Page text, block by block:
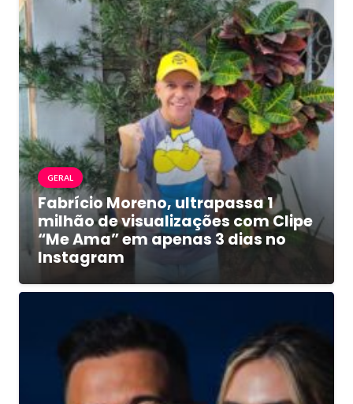
GERAL
Fabrício Moreno, ultrapassa 1
milhão de visualizações com Clipe
“Me Ama” em apenas 3 dias no
Instagram